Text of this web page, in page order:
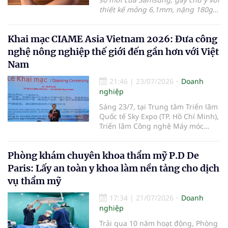
động lần thứ hai trong lịch sử phát
triển của doanh nghiệp. Cũng tại
Anh hùng Lao động, Tổng Giám
đốc Vinamilk - được trao tặng Huân
chương Độc lập hạng Ba vì những
công tác, góp phần vào sự nghiệp
xây dựng chủ nghĩa xã hội và bảo
vệ Tổ quốc.
thiết kế mỏng 6,1mm, nặng 180g
đặt trước tại Việt Nam với giá từ
31,99 triệu đồng.
Khai mạc CIAME Asia Vietnam 2026: Đưa công
nghệ nông nghiệp thế giới đến gần hơn với Việt
Nam
21:46 | 23/07/2026
Doanh
nghiệp
Sáng 23/7, tại Trung tâm Triển lãm
Quốc tế Sky Expo (TP. Hồ Chí Minh),
Triển lãm Công nghệ Máy móc
chính thức khai mạc, mở đầu cho
chuỗi hoạt động kết nối công
nghệ, xúc tiến thương mại và hợp
hóa nông nghiệp giữa Việt Nam
với các quốc gia trong khu vực và
trên thế giới.
Phòng khám chuyên khoa thẩm mỹ P.D De
Paris: Lấy an toàn y khoa làm nền tảng cho dịch
vụ thẩm mỹ
17:34 | 21/07/2026
Doanh
nghiệp
Trải qua 10 năm hoạt động, Phòng